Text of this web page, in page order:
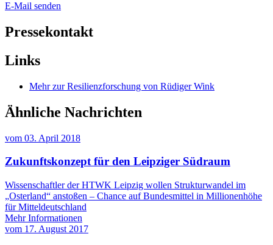
E-Mail senden
Pressekontakt
Links
Mehr zur Resilienzforschung von Rüdiger Wink
Ähnliche Nachrichten
vom 03. April 2018
Zukunftskonzept für den Leipziger Südraum
Wissenschaftler der HTWK Leipzig wollen Strukturwandel im
„Osterland“ anstoßen – Chance auf Bundesmittel in Millionenhöhe
für Mitteldeutschland
Mehr Informationen
vom 17. August 2017